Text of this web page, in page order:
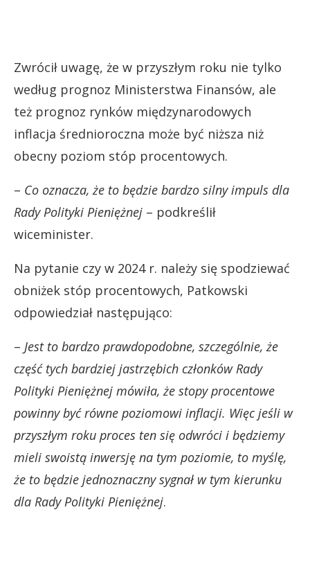
Zwrócił uwagę, że w przyszłym roku nie tylko
według prognoz Ministerstwa Finansów, ale
też prognoz rynków międzynarodowych
inflacja średnioroczna może być niższa niż
obecny poziom stóp procentowych.
– Co oznacza, że to będzie bardzo silny impuls dla
Rady Polityki Pieniężnej – podkreślił
wiceminister.
Na pytanie czy w 2024 r. należy się spodziewać
obniżek stóp procentowych, Patkowski
odpowiedział następująco:
– Jest to bardzo prawdopodobne, szczególnie, że
część tych bardziej jastrzębich członków Rady
Polityki Pieniężnej mówiła, że stopy procentowe
powinny być równe poziomowi inflacji. Więc jeśli w
przyszłym roku proces ten się odwróci i będziemy
mieli swoistą inwersję na tym poziomie, to myślę,
że to będzie jednoznaczny sygnał w tym kierunku
dla Rady Polityki Pieniężnej.